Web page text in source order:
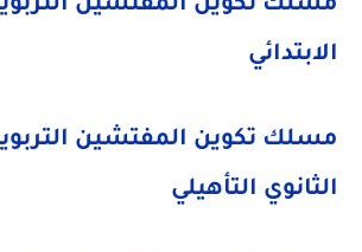
مسلك تكوين المفتشين
الابتدائي
مسلك تكوين المفتشين
الثانوي التأهيلي